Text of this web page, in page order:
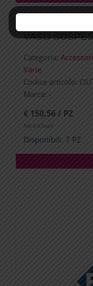
VASO
Categoria:
Varie
Codice articolo:
Marca: -
€ 150,56 / PZ
Iva inclusa
Disponibili: 7 PZ